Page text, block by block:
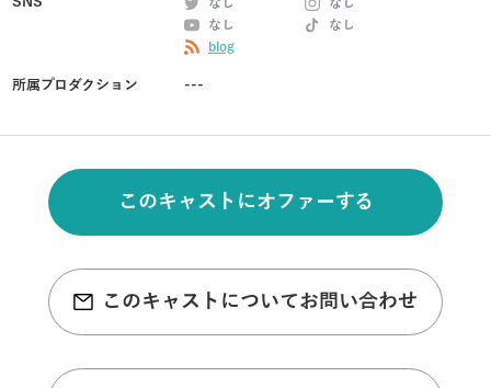
なし
なし
なし
なし
blog
所属プロダクション ---
このキャストにオファーする
このキャストについてお問い合わせ